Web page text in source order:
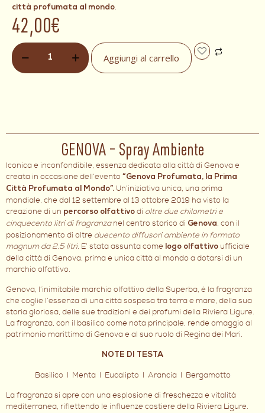
città profumata al mondo.
42,00€
Aggiungi al carrello
GENOVA – Spray Ambiente
Iconica e inconfondibile, essenza dedicata alla città di Genova e
creata in occasione dell’evento “Genova Profumata, la Prima
Città Profumata al Mondo”. Un’iniziativa unica, una prima
mondiale, che dal 12 settembre al 13 ottobre 2019 ha visto la
creazione di un percorso olfattivo di oltre due chilometri e
cinquecento litri di fragranza nel centro storico di Genova, con il
posizionamento di oltre duecento diffusori ambiente in formato
magnum da 2.5 litri. E’ stata assunta come logo olfattivo ufficiale
della città di Genova, prima e unica città al mondo a dotarsi di un
marchio olfattivo.
Genova, l’inimitabile marchio olfattivo della Superba, è la fragranza
che coglie l’essenza di una città sospesa tra terra e mare, della sua
storia gloriosa, delle sue tradizioni e dei profumi della Riviera Ligure.
La fragranza, con il basilico come nota principale, rende omaggio al
patrimonio marittimo di Genova e al suo ruolo di Regina dei Mari.
NOTE DI TESTA
Basilico I Menta I Eucalipto I Arancia I Bergamotto
La fragranza si apre con una esplosione di freschezza e vitalità
mediterranea, riflettendo le influenze costiere della Riviera Ligure.